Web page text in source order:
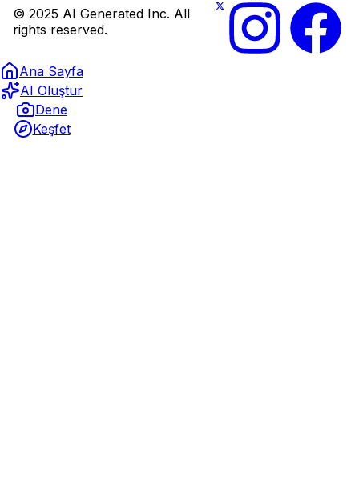
© 2025 AI Generated Inc. All
rights reserved.
Ana Sayfa
AI Oluştur
Dene
Keşfet